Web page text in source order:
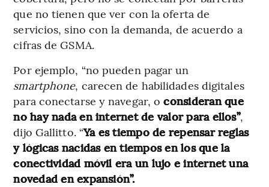
que no tienen que ver con la oferta de
servicios, sino con la demanda, de acuerdo a
cifras de GSMA.
Por ejemplo, “no pueden pagar un
smartphone, carecen de habilidades digitales
para conectarse y navegar, o consideran que
no hay nada en internet de valor para ellos”,
dijo Gallitto. “Ya es tiempo de repensar reglas
y lógicas nacidas en tiempos en los que la
conectividad móvil era un lujo e internet una
novedad en expansión”.